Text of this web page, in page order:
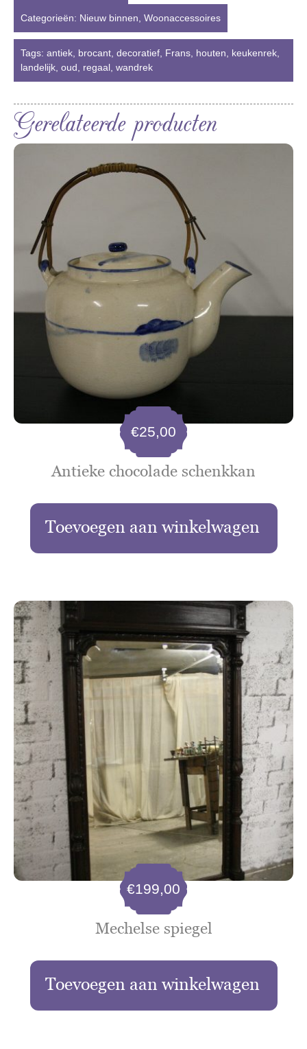
Categorieën: Nieuw binnen Woonaccessoires
Tags: antiek brocant decoratief Frans houten keukenrek
landelijk oud regaal wandrek
Gerelateerde producten
Antieke chocolade schenkkan
€25,00
Toevoegen aan winkelwagen
Mechelse spiegel
€199,00
Toevoegen aan winkelwagen